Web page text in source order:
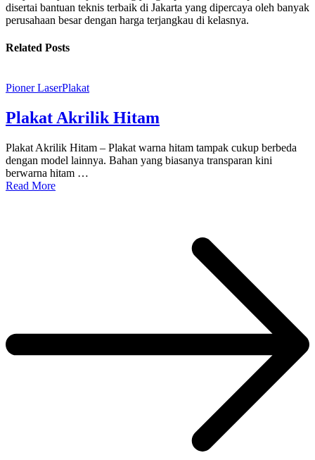
disertai bantuan teknis terbaik di Jakarta yang dipercaya oleh banyak
perusahaan besar dengan harga terjangkau di kelasnya.
Related Posts
Pioner LaserPlakat
Plakat Akrilik Hitam
Plakat Akrilik Hitam – Plakat warna hitam tampak cukup berbeda
dengan model lainnya. Bahan yang biasanya transparan kini
berwarna hitam …
Read More